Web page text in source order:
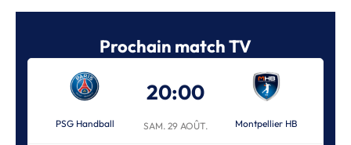
Prochain match TV
PSG Handball
20:00
SAM. 29 AOÛT. Montpellier HB